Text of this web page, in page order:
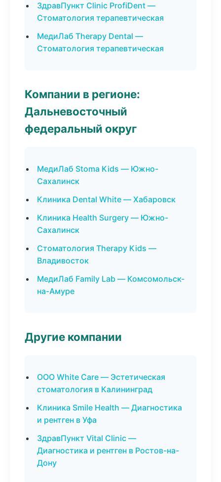
ЗдравПункт Clinic ProfiDent —
Стоматология терапевтическая
МедиЛаб Therapy Dental —
Стоматология терапевтическая
Компании в регионе:
Дальневосточный
федеральный округ
МедиЛаб Stoma Kids — Южно-
Сахалинск
Клиника Dental White — Хабаровск
Клиника Health Surgery — Южно-
Сахалинск
Стоматология Therapy Kids —
Владивосток
МедиЛаб Family Lab — Комсомольск-
на-Амуре
Другие компании
ООО White Care — Эстетическая
стоматология в Калининград
Клиника Smile Health — Диагностика
и рентген в Уфа
ЗдравПункт Vital Clinic —
Диагностика и рентген в Ростов-на-
Дону